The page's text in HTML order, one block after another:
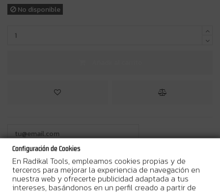
No disponible
¿Por qué comprar en Radikal Tools?
Configuración de Cookies
En Radikal Tools, empleamos cookies propias y de
terceros para mejorar la experiencia de navegación en
nuestra web y ofrecerte publicidad adaptada a tus
intereses, basándonos en un perfil creado a partir de